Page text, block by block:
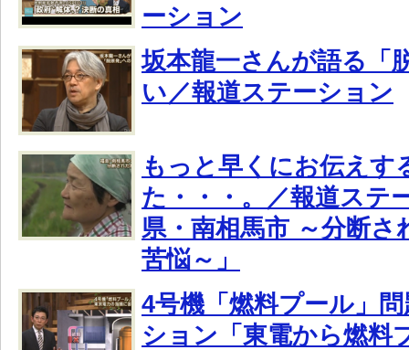
ーション
坂本龍一さんが語る「
い／報道ステーション
もっと早くにお伝えす
た・・・。／報道ステ
県・南相馬市 ～分断さ
苦悩～」
4号機「燃料プール」
ション「東電から燃料